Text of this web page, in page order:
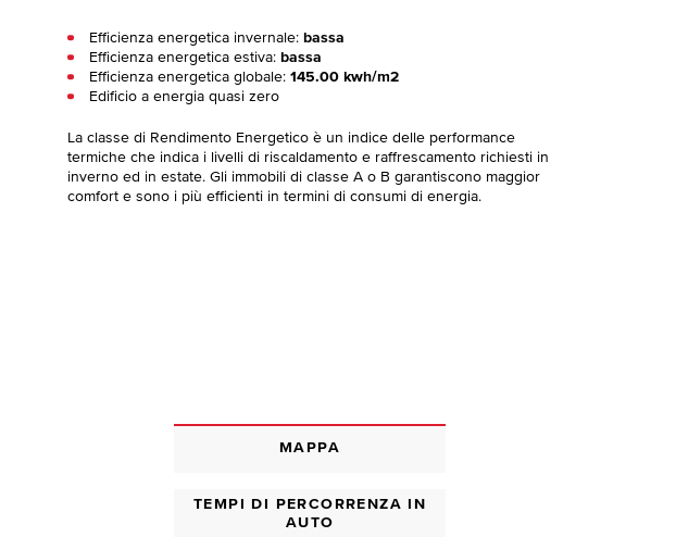
Efficienza energetica invernale: bassa
Efficienza energetica estiva: bassa
Efficienza energetica globale:145.00 kwh/m2
Edificio a energia quasi zero
La classe di Rendimento Energetico è un indice delle performance
termiche che indica i livelli di riscaldamento e raffrescamento richiesti in
inverno ed in estate. Gli immobili di classe A o B garantiscono maggior
comfort e sono i più efficienti in termini di consumi di energia.
MAPPA
TEMPI DI PERCORRENZA IN
AUTO